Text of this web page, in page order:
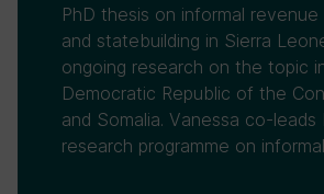
PhD thesis on informal
and statebuilding in Sierra
ongoing research on the topic
Democratic Republic of the
and Somalia. Vanessa co-leads
research programme on